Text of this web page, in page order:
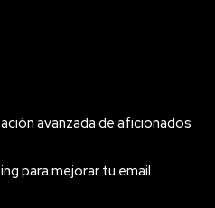
avanzada de aficionados
para mejorar tu email